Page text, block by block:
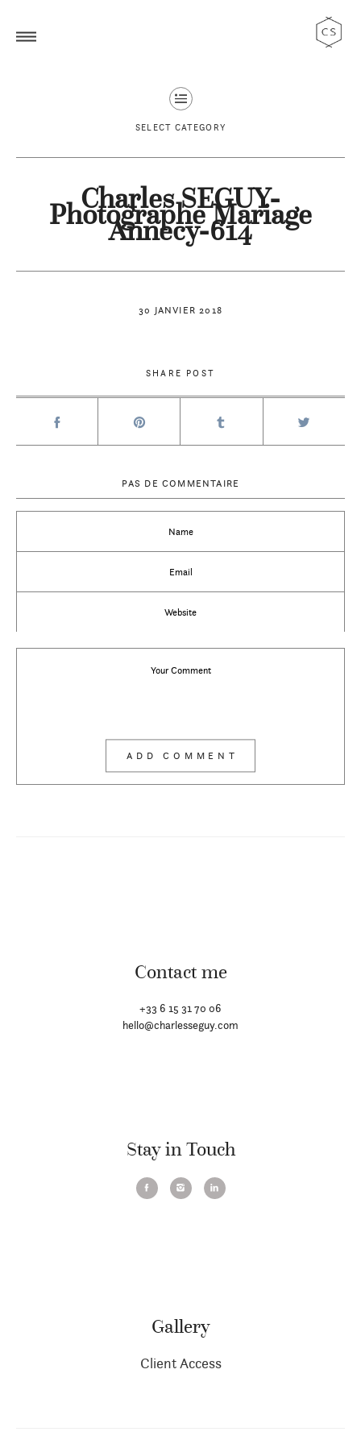
SELECT CATEGORY
30 JANVIER 2018
Charles SEGUY-
Photographe Mariage
Annecy-614
SHARE POST
PAS DE COMMENTAIRE
Contact me
+33 6 15 31 70 06
hello@charlesseguy.com
Stay in Touch
Gallery
Client Access